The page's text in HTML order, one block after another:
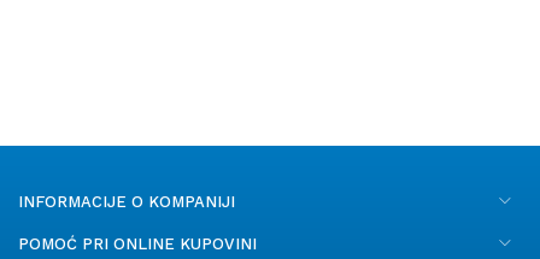
INFORMACIJE O KOMPANIJI
POMOĆ PRI ONLINE KUPOVINI